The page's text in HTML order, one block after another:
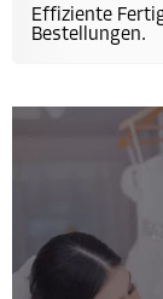
Effiziente
Bestellungen.